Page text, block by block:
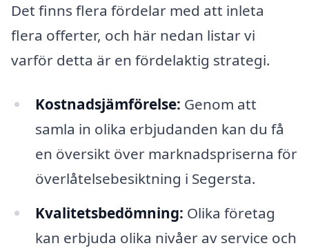
Det finns flera fördelar med att inleta
flera offerter, och här nedan listar vi
varför detta är en fördelaktig strategi.
Kostnadsjämförelse: Genom att
samla in olika erbjudanden kan du få
en översikt över marknadspriserna för
överlåtelsebesiktning i Segersta.
Kvalitetsbedömning: Olika företag
kan erbjuda olika nivåer av service och